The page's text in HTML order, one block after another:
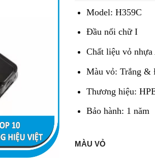
Model: H359C
Đầu nối chữ I
Chất liệu vỏ nhựa
Màu vỏ: Trắng &
Thương hiệu:
Bảo hành: 1 năm
MÀU VỎ